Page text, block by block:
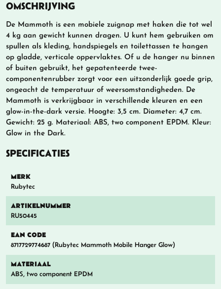
OMSCHRIJVING
De Mammoth is een mobiele zuignap met haken die tot wel
4 kg aan gewicht kunnen dragen. U kunt hem gebruiken om
spullen als kleding, handspiegels en toilettassen te hangen
op gladde, verticale oppervlaktes. Of u de hanger nu binnen
of buiten gebruikt, het gepatenteerde twee-
componentenrubber zorgt voor een uitzonderlijk goede grip,
ongeacht de temperatuur of weersomstandigheden. De
Mammoth is verkrijgbaar in verschillende kleuren en een
glow-in-the-dark versie. Hoogte: 3,5 cm. Diameter: 4,7 cm.
Gewicht: 25 g. Materiaal: ABS, two component EPDM. Kleur:
Glow in the Dark.
SPECIFICATIES
MERK
Rubytec
ARTIKELNUMMER
RU50445
EAN CODE
8717729774687 (Rubytec Mammoth Mobile Hanger Glow)
MATERIAAL
ABS, two component EPDM